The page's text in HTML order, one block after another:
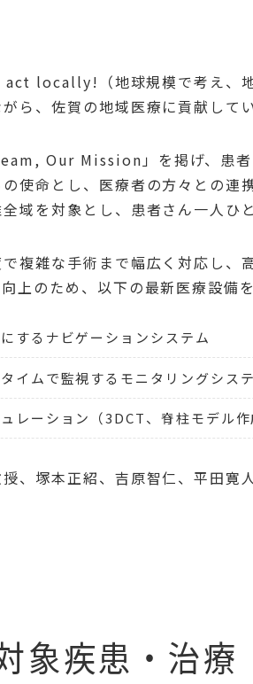
locally!（地球規模で考え、地
ら、佐賀の地域医療に貢献してい
Our Mission」を掲げ、患者
使命とし、医療者の方々との
域を対象とし、患者さん一人ひ
複雑な手術まで幅広く対応し
上のため、以下の最新医療設備
するナビゲーションシステム
イムで監視するモニタリングシス
レーション（3DCT、脊柱モデル作
、塚本正紹、吉原智仁、平田寛
象疾患・治療